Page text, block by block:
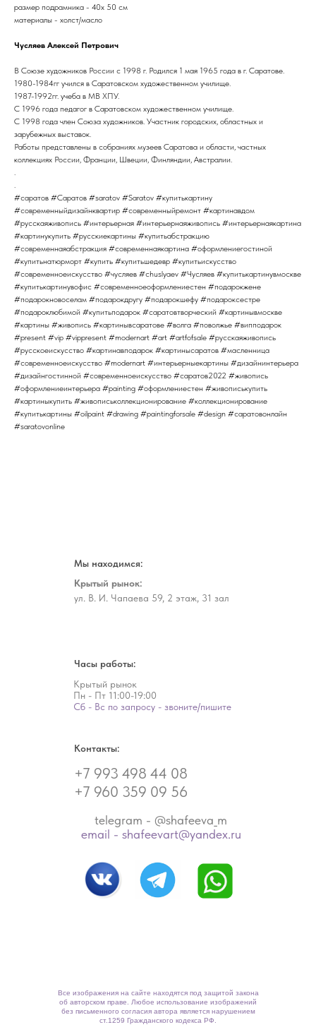
размер подрамника - 40x 50 см
материалы - холст/масло
Чусляев Алексей Петрович
В Союзе художников России с 1998 г. Родился 1 мая 1965 года в г. Саратове.
1980-1984гг учился в Саратовском художественном училище.
1987-1992гг. учеба в МВ ХПУ.
С 1996 года педагог в Саратовском художественном училище.
С 1998 года член Союза художников. Участник городских, областных и
зарубежных выставок.
Работы представлены в собраниях музеев Саратова и области, частных
коллекциях России, Франции, Швеции, Финляндии, Австралии.
.
.
#саратов #Саратов #saratov #Saratov #купитькартину
#современныйдизайнквартир #современныйремонт #картинавдом
#русскаяживопись #интерьерная #интерьернаяживопись #интерьернаякартина
#картинукупить #русскиекартины #купитьабстракцию
#современнаяабстракция #современнаякартина #оформлениегостиной
#купитьнатюрморт #купить #купитьшедевр #купитьискусство
#современноеискусство #чусляев #chuslyaev #Чусляев #купитькартинувмоскве
#купитькартинувофис #современноеоформлениестен #подарокжене
#подарокновоселам #подарокдругу #подарокшефу #подароксестре
#подароклюбимой #купитьподарок #саратовтворческий #картинывмоскве
#картины #живопись #картинывсаратове #волга #поволжье #випподарок
#present #vip #vippresent #modernart #art #artfofsale #русскаяживопись
#русскоеискусство #картинавподарок #картинысаратов #масленница
#современноеискусство #modernart #интерьерныекартины #дизайнинтерьера
#дизайнгостинной #современноеискусство #саратов2022 #живопись
#оформлениеинтерьера #painting #оформлениестен #живописькупить
#картиныкупить #живописьколлекционирование #коллекционирование
#купитькартины #oilpaint #drawing #paintingforsale #design #саратовонлайн
#saratovonline
+7 993 498 44 08
+7 960 359 09 56
Крытый рынок:
ул. В. И. Чапаева 59, 2 этаж, 31 зал
Мы находимся:
Контакты:
Крытый рынок
Пн - Пт 11:00-19:00
Сб - Вс по запросу - звоните/пишите
Часы работы:
telegram - @shafeeva_m
email - shafeevart@yandex.ru
Все изображения на сайте находятся под защитой закона
об авторском праве. Любое использование изображений
без письменного согласия автора является нарушением
ст.1259 Гражданского кодекса РФ.